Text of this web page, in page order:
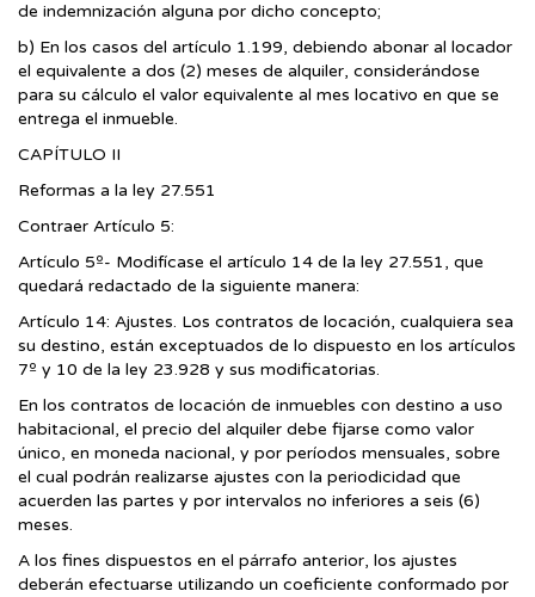
de indemnización alguna por dicho concepto;
b) En los casos del artículo 1.199, debiendo abonar al locador
el equivalente a dos (2) meses de alquiler, considerándose
para su cálculo el valor equivalente al mes locativo en que se
entrega el inmueble.
CAPÍTULO II
Reformas a la ley 27.551
Contraer Artículo 5:
Artículo 5º- Modifícase el artículo 14 de la ley 27.551, que
quedará redactado de la siguiente manera:
Artículo 14: Ajustes. Los contratos de locación, cualquiera sea
su destino, están exceptuados de lo dispuesto en los artículos
7º y 10 de la ley 23.928 y sus modificatorias.
En los contratos de locación de inmuebles con destino a uso
habitacional, el precio del alquiler debe fijarse como valor
único, en moneda nacional, y por períodos mensuales, sobre
el cual podrán realizarse ajustes con la periodicidad que
acuerden las partes y por intervalos no inferiores a seis (6)
meses.
A los fines dispuestos en el párrafo anterior, los ajustes
deberán efectuarse utilizando un coeficiente conformado por